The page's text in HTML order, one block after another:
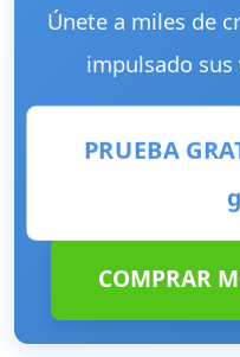
Únete a miles de
impulsado
PRUEBA
COMPRAR